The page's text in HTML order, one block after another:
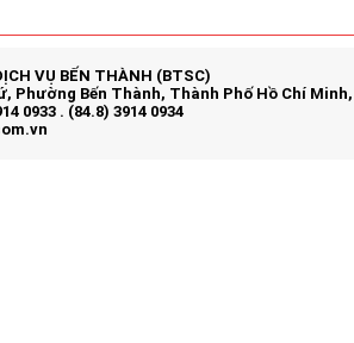
VỤ BẾN THÀNH (BTSC)
Phường Bến Thành, Thành Phố Hồ Chí
0933 . (84.8) 3914 0934